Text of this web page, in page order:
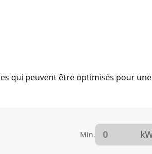
qui peuvent être optimisés pour
Min.